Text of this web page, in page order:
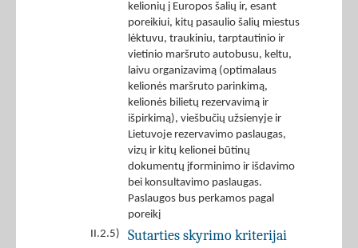
kelionių į Europos šalių ir, esant
poreikiui, kitų pasaulio šalių miestus
lėktuvu, traukiniu, tarptautinio ir
vietinio maršruto autobusu, keltu,
laivu organizavimą (optimalaus
kelionės maršruto parinkimą,
kelionės bilietų rezervavimą ir
išpirkimą), viešbučių užsienyje ir
Lietuvoje rezervavimo paslaugas,
vizų ir kitų kelionei būtinų
dokumentų įforminimo ir išdavimo
bei konsultavimo paslaugas.
Paslaugos bus perkamos pagal
poreikį
II.2.5)
Sutarties skyrimo kriterijai